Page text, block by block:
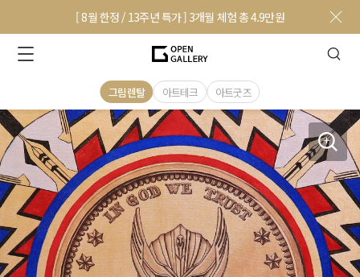
[ 8월 한정 / 13주년 특가 ] 3개월 체험 총 4.9만원
그림렌탈 아트테크 아트굿즈